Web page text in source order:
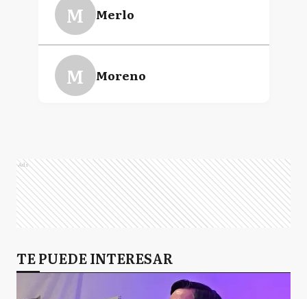
M Merlo
M Moreno
M Mercedes
GR General Rodríguez
Ads
TE PUEDE INTERESAR